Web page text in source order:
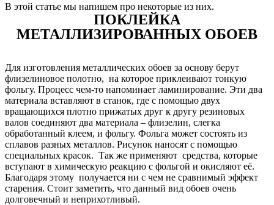
В этой статье мы напишем про некоторые из них.
ПОКЛЕЙКА
МЕТАЛЛИЗИРОВАННЫХ ОБОЕВ
Для изготовления металлических обоев за основу берут
флизелиновое полотно, на которое приклеивают тонкую
фольгу. Процесс чем-то напоминает ламинирование. Эти два
материала вставляют в станок, где с помощью двух
вращающихся плотно прижатых друг к другу резиновых
валов соединяют два материала – флизелин, слегка
обработанный клеем, и фольгу. Фольга может состоять из
сплавов разных металлов. Рисунок наносят с помощью
специальных красок. Так же применяют средства, которые
вступают в химическую реакцию с фольгой и окисляют её.
Благодаря этому получается ни с чем не сравнимый эффект
старения. Стоит заметить, что данный вид обоев очень
долговечный и неприхотливый.